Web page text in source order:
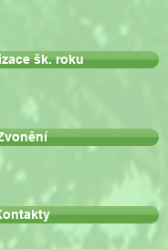
šk. roku